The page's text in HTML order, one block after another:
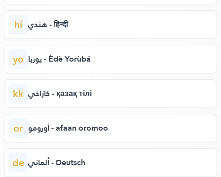
hi هندي - हिन्दी
yo يوربا - Èdè Yorùbá
kk كازاخي - қазақ тілі
or أورومو - afaan oromoo
de ألماني - Deutsch